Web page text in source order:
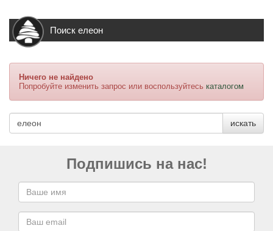
Поиск елеон
Ничего не найдено
Попробуйте изменить запрос или воспользуйтесь каталогом
искать
Подпишись на нас!